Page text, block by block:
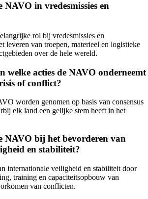
NAVO in vredesmissies en
rol bij vredesmissies en
leveren van troepen, materieel en logistieke
over de hele wereld.
welke acties de NAVO onderneemt
of conflict?
worden genomen op basis van consensus
elk land een gelijke stem heeft in het
NAVO bij het bevorderen van
en stabiliteit?
internationale veiligheid en stabiliteit door
training en capaciteitsopbouw van
van conflicten.